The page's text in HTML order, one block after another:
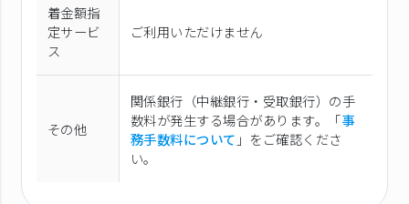
着金額指
定サービ
ス
ご利用いただけません
その他
関係銀行（中継銀行・受取銀行）の手
数料が発生する場合があります。「事
務手数料について 」をご確認くださ
い。